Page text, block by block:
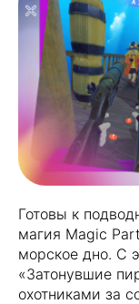
Готовы к
магия Magic
морское дно. С
«Затонувшие
охотниками за